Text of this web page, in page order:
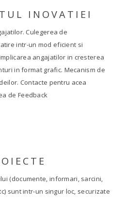
INOVATIEI
Culegerea de
intr-un mod eficient si
angajatilor in cresterea
in format grafic. Mecanism de
Contacte pentru acea
de Feedback
(documente, informari, sarcini,
sunt intr-un singur loc, securizate